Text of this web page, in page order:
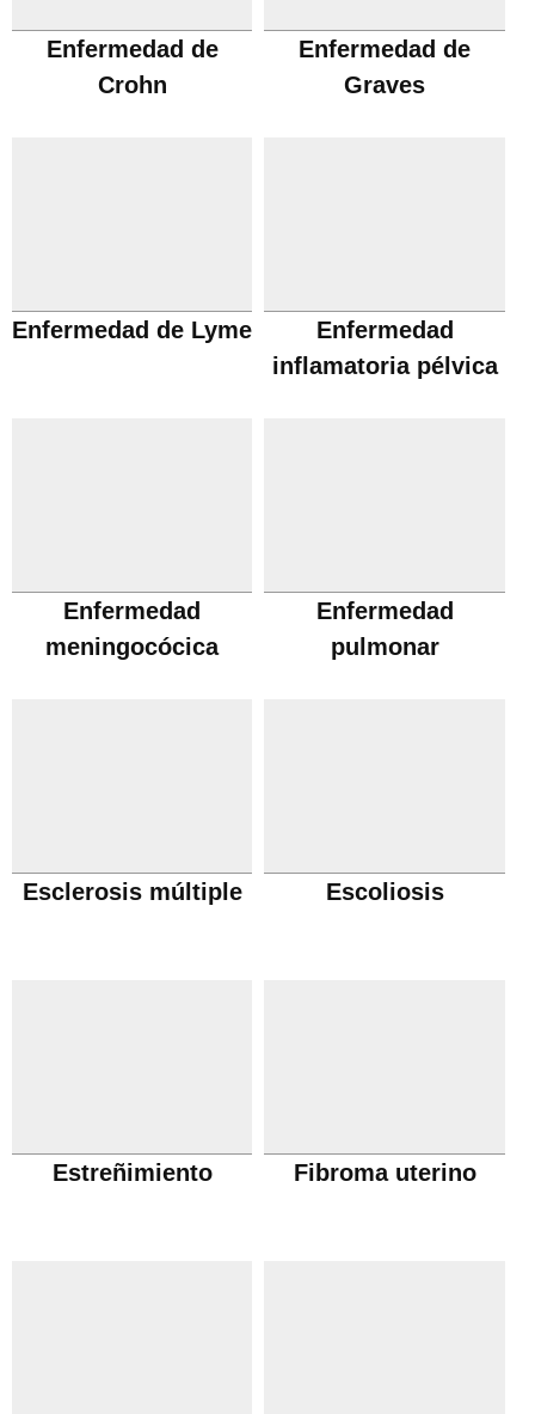
Enfermedad de
Crohn
Enfermedad de
Graves
Enfermedad de Lyme
Enfermedad
inflamatoria pélvica
Enfermedad
meningocócica
Enfermedad
pulmonar
Esclerosis múltiple Escoliosis
Estreñimiento Fibroma uterino